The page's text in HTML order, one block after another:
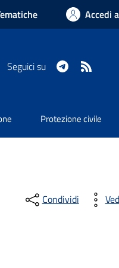
Accedi
Seguici su Telegram
Protezione civile
Condividi